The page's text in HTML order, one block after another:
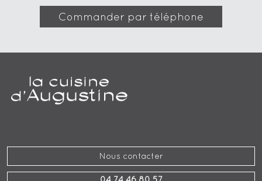
Commander par téléphone
Nous contacter